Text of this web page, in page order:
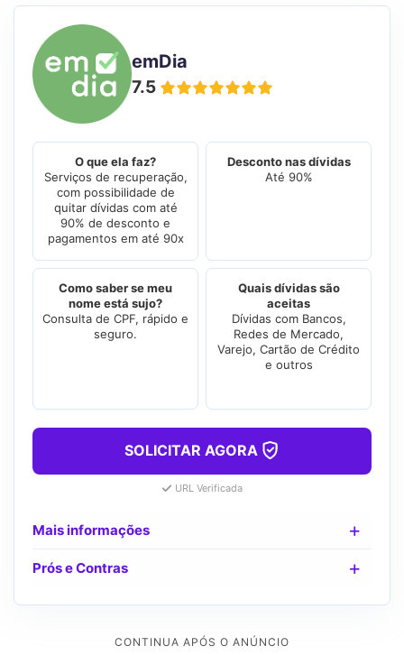
emDia
7.5
O que ela faz?
Serviços de recuperação,
com possibilidade de
quitar dívidas com até
90% de desconto e
pagamentos em até 90x
Desconto nas dívidas
Até 90%
Como saber se meu
nome está sujo?
Consulta de CPF, rápido e
seguro.
Quais dívidas são
aceitas
Dívidas com Bancos,
Redes de Mercado,
Varejo, Cartão de Crédito
e outros
SOLICITAR AGORA
URL Verificada
Mais informações
Prós e Contras